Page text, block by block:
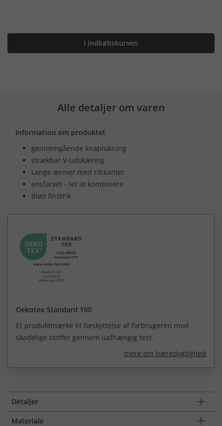
I indkøbskurven
Alle detaljer om varen
Information om produktet
gennemgående knaplukning
strækbar V-udskæring
Lange ærmer med ribkanter
ensfarvet - let at kombinere
Blød finstrik
Oekotex Standard 100
Et produktmærke til beskyttelse af forbrugeren mod
skadelige stoffer gennem uafhængig test.
mere om bæredygtighed
Detaljer
Materiale